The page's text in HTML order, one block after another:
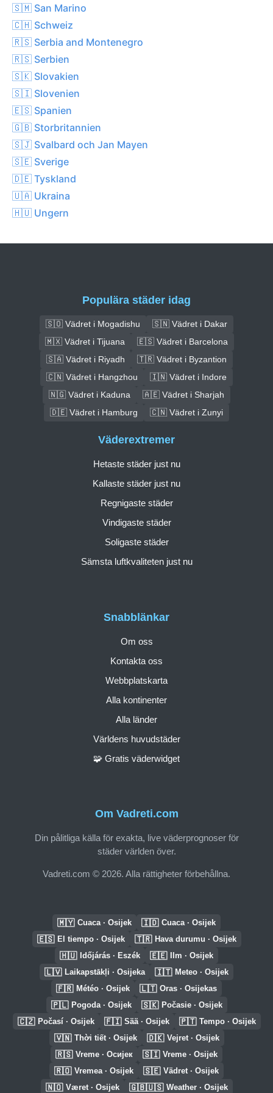
🇸🇲 San Marino
🇨🇭 Schweiz
🇷🇸 Serbia and Montenegro
🇷🇸 Serbien
🇸🇰 Slovakien
🇸🇮 Slovenien
🇪🇸 Spanien
🇬🇧 Storbritannien
🇸🇯 Svalbard och Jan Mayen
🇸🇪 Sverige
🇩🇪 Tyskland
🇺🇦 Ukraina
🇭🇺 Ungern
Populära städer idag
🇸🇴 Vädret i Mogadishu
🇸🇳 Vädret i Dakar
🇲🇽 Vädret i Tijuana
🇪🇸 Vädret i Barcelona
🇸🇦 Vädret i Riyadh
🇹🇷 Vädret i Byzantion
🇨🇳 Vädret i Hangzhou
🇮🇳 Vädret i Indore
🇳🇬 Vädret i Kaduna
🇦🇪 Vädret i Sharjah
🇩🇪 Vädret i Hamburg
🇨🇳 Vädret i Zunyi
Om Vadreti.com
Din pålitliga källa för exakta, live väderprognoser för
städer världen över.
Vadreti.com © 2026. Alla rättigheter förbehållna.
Snabblänkar
Om oss
Kontakta oss
Webbplatskarta
Alla kontinenter
Alla länder
Världens huvudstäder
🧩 Gratis väderwidget
Väderextremer
Hetaste städer just nu
Kallaste städer just nu
Regnigaste städer
Vindigaste städer
Soligaste städer
Sämsta luftkvaliteten just nu
🇲🇾 Cuaca · Osijek 🇮🇩 Cuaca · Osijek
🇪🇸 El tiempo · Osijek 🇹🇷 Hava durumu · Osijek
🇭🇺 Időjárás · Eszék 🇪🇪 Ilm · Osijek
🇱🇻 Laikapstākļi · Osijeka 🇮🇹 Meteo · Osijek
🇫🇷 Météo · Osijek 🇱🇹 Oras · Osijekas
🇵🇱 Pogoda · Osijek 🇸🇰 Počasie · Osijek
🇨🇿 Počasí · Osijek 🇫🇮 Sää · Osijek 🇵🇹 Tempo · Osijek
🇻🇳 Thời tiết · Osijek 🇩🇰 Vejret · Osijek
🇷🇸 Vreme · Осијек 🇸🇮 Vreme · Osijek
🇷🇴 Vremea · Osijek 🇸🇪 Vädret · Osijek
🇳🇴 Været · Osijek 🇬🇧🇺🇸 Weather · Osijek